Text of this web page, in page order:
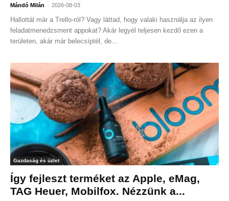
Mándó Milán - 2026-08-03
Hallottál már a Trello-ról? Vagy láttad, hogy valaki használja az ilyen
feladatmenedzsment appokat? Akár legyél teljesen kezdő ezen a
területen, akár már belecsíptél, de...
Gazdaság és üzlet
Így fejleszt terméket az Apple, eMag,
TAG Heuer, Mobilfox. Nézzünk a...